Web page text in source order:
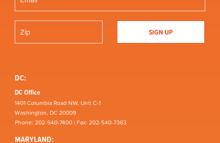
DC:
DC Office
1401 Columbia Road NW, Unit C-1
Washington, DC 20009
Phone: 202-540-7400 | Fax: 202-540-7363
MARYLAND: